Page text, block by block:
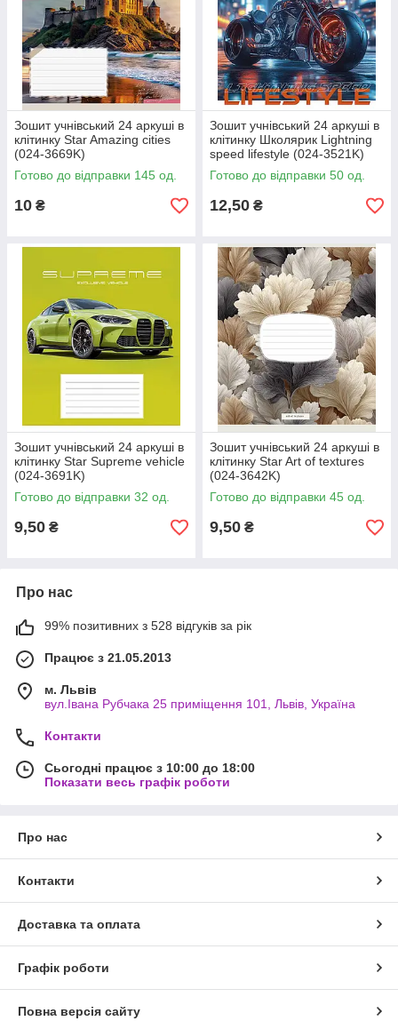
Зошит учнівський 24 аркуші в
клітинку Star Amazing cities
(024-3669K)
Готово до відправки 145 од.
10 ₴
Зошит учнівський 24 аркуші в
клітинку Школярик Lightning
speed lifestyle (024-3521K)
Готово до відправки 50 од.
12,50 ₴
Зошит учнівський 24 аркуші в
клітинку Star Supreme vehicle
(024-3691K)
Готово до відправки 32 од.
9,50 ₴
Зошит учнівський 24 аркуші в
клітинку Star Art of textures
(024-3642K)
Готово до відправки 45 од.
9,50 ₴
Про нас
99% позитивних з 528 відгуків за рік
Працює з 21.05.2013
м. Львів
вул.Івана Рубчака 25 приміщення 101, Львів, Україна
Контакти
Сьогодні працює з 10:00 до 18:00
Показати весь графік роботи
Про нас
Контакти
Доставка та оплата
Графік роботи
Повна версія сайту